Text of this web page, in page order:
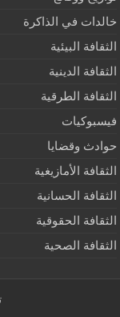
خالدات في الذاكرة
الثقافة البيئية
الثقافة الدينية
الثقافة الطرقية
فيسبوكيات
حوادث وقضايا
الثقافة الأمازيغية
الثقافة الحسانية
الثقافة الحقوقية
الثقافة الصحية